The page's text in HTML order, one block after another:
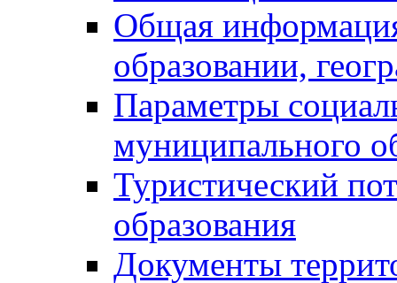
Общая
образовании,
Параметры
муниципального
Туристический
образования
Документы